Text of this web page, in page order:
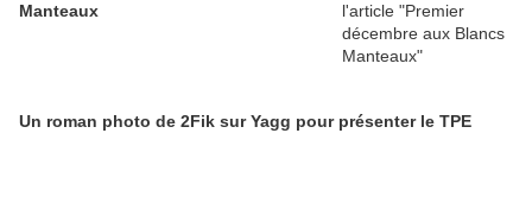
Manteaux
Un roman photo de 2Fik sur Yagg pour présenter le TPE